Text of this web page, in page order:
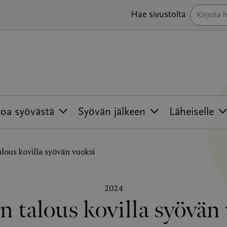
Hae sivustolta
syövästä Syövän jälkeen Läheiselle
kovilla syövän vuoksi
2024
talous kovilla